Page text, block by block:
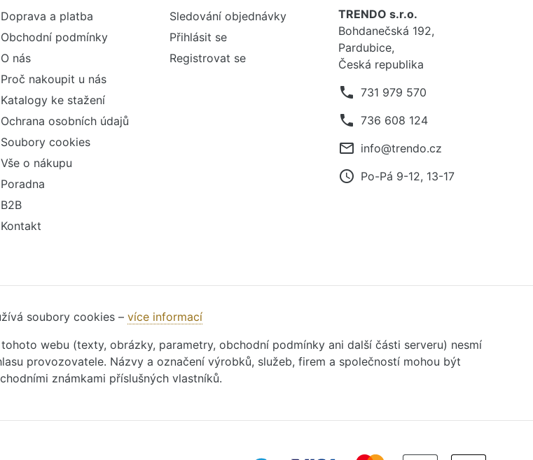
Doprava a platba
Obchodní podmínky
O nás
Proč nakoupit u nás
Katalogy ke stažení
Ochrana osobních údajů
Soubory cookies
Vše o nákupu
Poradna
B2B
Kontakt
Sledování objednávky
Přihlásit se
Registrovat se
TRENDO s.r.o.
Bohdanečská 192,
Pardubice,
Česká republika
phone 731 979 570
phone 736 608 124
mail_outline info@trendo.cz
access_time Po-Pá 9-12, 13-17
soubory cookies – více informací
webu (texty, obrázky, parametry, obchodní podmínky ani další části serveru) nesmí
provozovatele. Názvy a označení výrobků, služeb, firem a společností mohou být
známkami příslušných vlastníků.